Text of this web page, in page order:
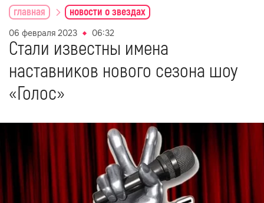
главная новости о звездах
06 февраля 2023 06:32
Стали известны имена
наставников нового сезона шоу
«Голос»